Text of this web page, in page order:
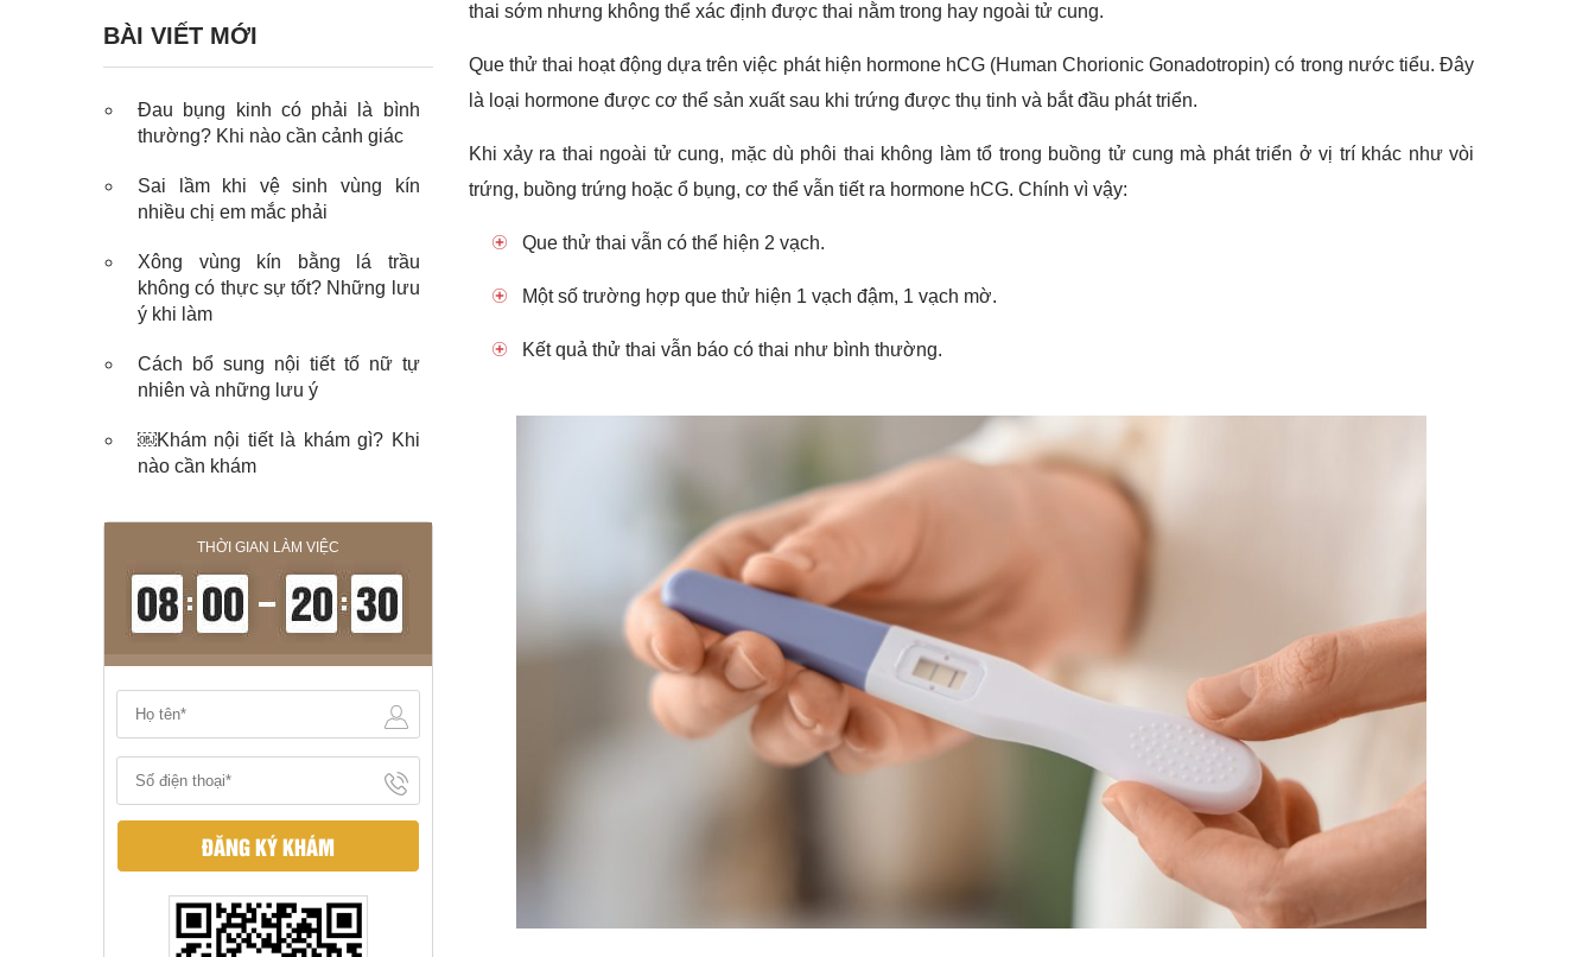
BÀI VIẾT MỚI
Đau bụng kinh có phải là bình
thường? Khi nào cần cảnh giác
Sai lầm khi vệ sinh vùng kín
nhiều chị em mắc phải
Xông vùng kín bằng lá trầu
không có thực sự tốt? Những lưu
ý khi làm
Cách bổ sung nội tiết tố nữ tự
nhiên và những lưu ý
￼Khám nội tiết là khám gì? Khi
nào cần khám
THỜI GIAN LÀM VIỆC
ĐĂNG KÝ KHÁM
thai sớm nhưng không thể xác định được thai nằm trong hay ngoài tử cung.
Que thử thai hoạt động dựa trên việc phát hiện hormone hCG (Human Chorionic Gonadotropin) có trong nước tiểu. Đây
là loại hormone được cơ thể sản xuất sau khi trứng được thụ tinh và bắt đầu phát triển.
Khi xảy ra thai ngoài tử cung, mặc dù phôi thai không làm tổ trong buồng tử cung mà phát triển ở vị trí khác như vòi
trứng, buồng trứng hoặc ổ bụng, cơ thể vẫn tiết ra hormone hCG. Chính vì vậy:
Que thử thai vẫn có thể hiện 2 vạch.
Một số trường hợp que thử hiện 1 vạch đậm, 1 vạch mờ.
Kết quả thử thai vẫn báo có thai như bình thường.